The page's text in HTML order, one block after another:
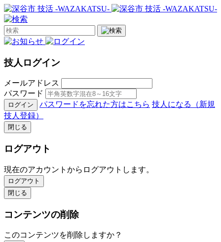
技人ログイン
メールアドレス
パスワード
ログイン パスワードを忘れた方はこちら 技人になる（新規
技人登録）
閉じる
ログアウト
現在のアカウントからログアウトします。
ログアウト
閉じる
コンテンツの削除
このコンテンツを削除しますか？